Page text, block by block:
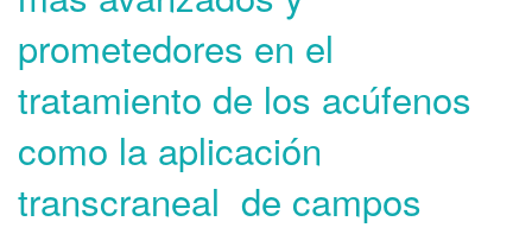
prometedores en el
tratamiento de los acúfenos
como la aplicación
transcraneal de campos